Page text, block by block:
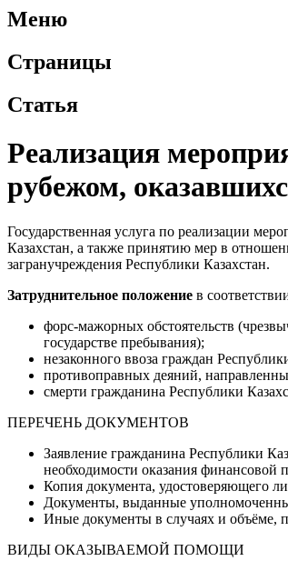
Меню
Страницы
Статья
Реализация
рубежом,
Государственная услуга по реализации
Казахстан, а также принятию мер в
загранучреждения Республики Казахстан.
Затруднительное положение в
форс-мажорных обстоятельств
государстве пребывания);
незаконного ввоза граждан
противоправных деяний,
смерти гражданина Республики
ПЕРЕЧЕНЬ ДОКУМЕНТОВ
Заявление гражданина Республики
необходимости оказания финансовой
Копия документа, удостоверяющего
Документы, выданные
Иные документы в случаях и объёме,
ВИДЫ ОКАЗЫВАЕМОЙ ПОМОЩИ